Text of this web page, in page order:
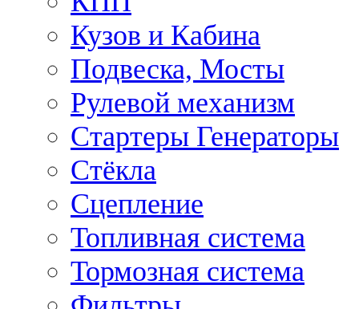
Кузов и Кабина
Подвеска, Мосты
Рулевой механизм
Стартеры Генераторы
Стёкла
Сцепление
Топливная система
Тормозная система